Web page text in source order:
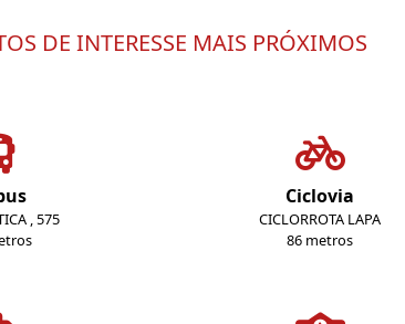
DE INTERESSE MAIS PRÓXIMOS
, 575
Ciclovia
CICLORROTA LAPA
86 metros